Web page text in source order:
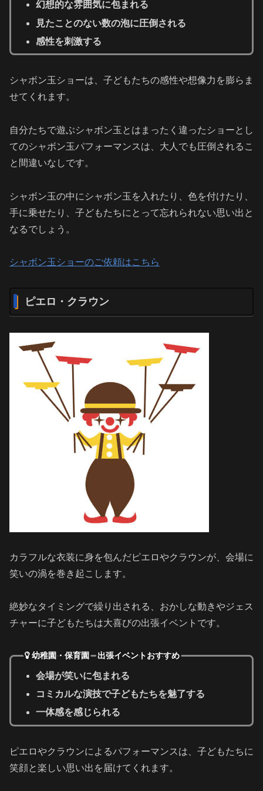
幻想的な雰囲気に包まれる
見たことのない数の泡に圧倒される
感性を刺激する
シャボン玉ショーは、子どもたちの感性や想像力を膨らま
せてくれます。
自分たちで遊ぶシャボン玉とはまったく違ったショーとし
てのシャボン玉パフォーマンスは、大人でも圧倒されるこ
と間違いなしです。
シャボン玉の中にシャボン玉を入れたり、色を付けたり、
手に乗せたり、子どもたちにとって忘れられない思い出と
なるでしょう。
シャボン玉ショーのご依頼はこちら
ピエロ・クラウン
カラフルな衣装に身を包んだピエロやクラウンが、会場に
笑いの渦を巻き起こします。
絶妙なタイミングで繰り出される、おかしな動きやジェス
チャーに子どもたちは大喜びの出張イベントです。
幼稚園・保育園 出張イベントおすすめ
会場が笑いに包まれる
コミカルな演技で子どもたちを魅了する
一体感を感じられる
ピエロやクラウンによるパフォーマンスは、子どもたちに
笑顔と楽しい思い出を届けてくれます。